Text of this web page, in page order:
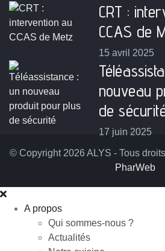
CRT :
CCAS de
15 avril 2025
nouveau
de
17 juin 2025
© Copyright 2026 ALYS - Tous
PharWeb
A propos
Qui sommes-nous ?
Actualités